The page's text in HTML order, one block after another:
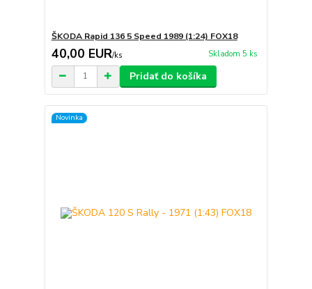
ŠKODA Rapid 136 5 Speed 1989 (1:24) FOX18
40,00 EUR/ks Skladom 5 ks
Pridať do košíka
Novinka